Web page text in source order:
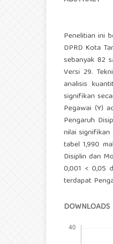
Penelitian ini
DPRD Kota
sebanyak 82
Versi 29.
analisis
signifikan
Pegawai (Y)
Pengaruh
nilai
tabel 1,990
Disiplin dan
0,001 < 0,05
terdapat
DOWNLOADS